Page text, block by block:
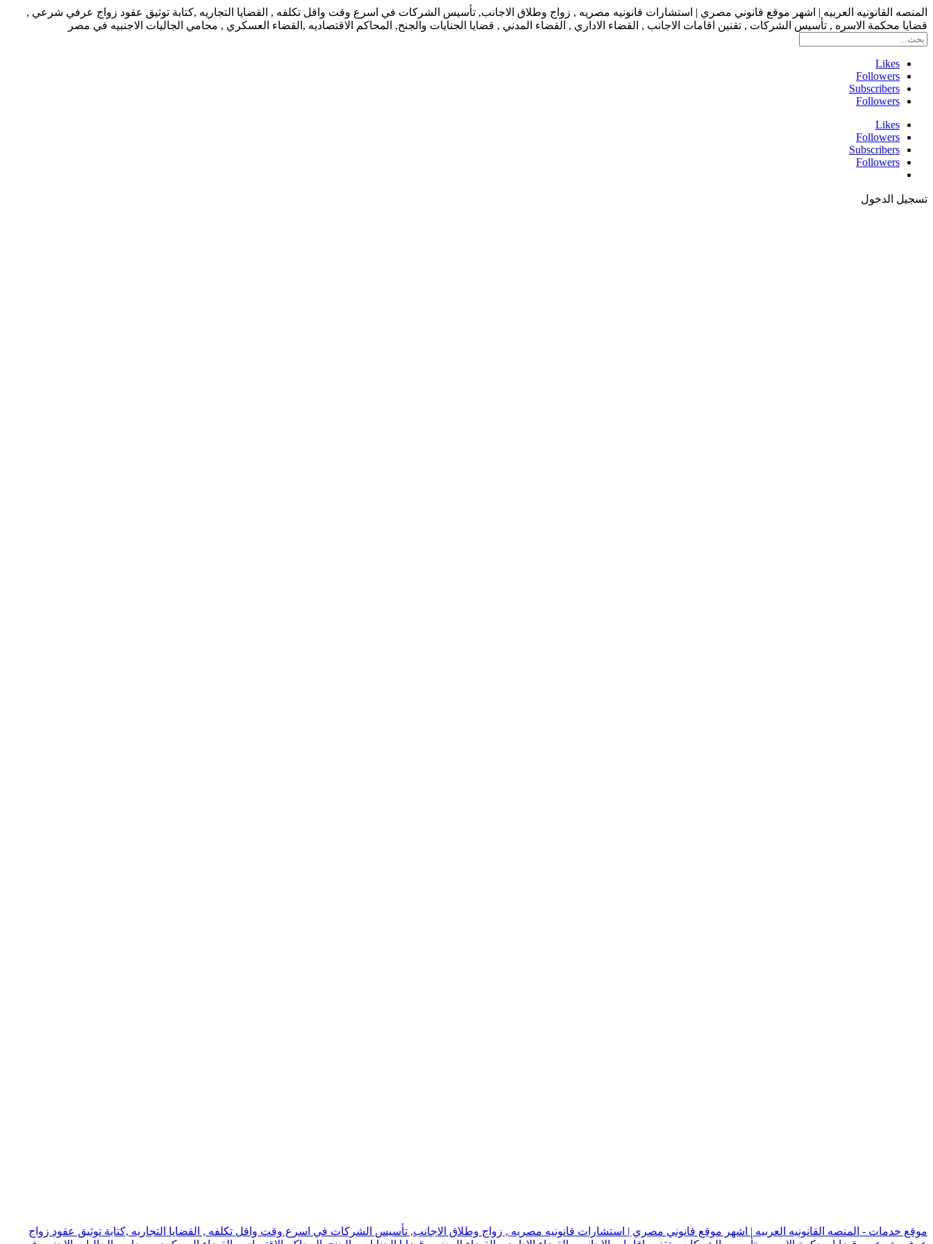
المنصه القانونيه العربيه | اشهر موقع قانوني مصري | استشارات قانونيه مصريه , زواج وطلاق الاجانب, تأسيس الشركات في اسرع وقت واقل تكلفه , القضايا التجاريه ,كتابة توثيق عقود زواج عرفي شرعي ,
قضايا محكمة الاسره , تأسيس الشركات , تقنين اقامات الاجانب , القضاء الاداري , القضاء المدني , قضايا الجنايات والجنح, المحاكم الاقتصاديه ,القضاء العسكري , محامي الجاليات الاجنبيه في مصر
Likes
Followers
Subscribers
Followers
Likes
Followers
Subscribers
Followers
تسجيل الدخول
موقع خدمات - المنصه القانونيه العربيه | اشهر موقع قانوني مصري | استشارات قانونيه مصريه , زواج وطلاق الاجانب, تأسيس الشركات في اسرع وقت واقل تكلفه , القضايا التجاريه ,كتابة توثيق عقود زواج